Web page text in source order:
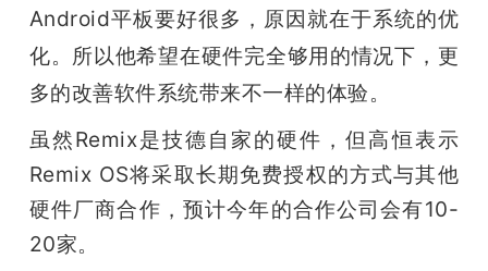
Android平板要好很多，原因就在于系统的优
化。所以他希望在硬件完全够用的情况下，更
多的改善软件系统带来不一样的体验。
虽然Remix是技德自家的硬件，但高恒表示
Remix OS将采取长期免费授权的方式与其他
硬件厂商合作，预计今年的合作公司会有10-
20家。